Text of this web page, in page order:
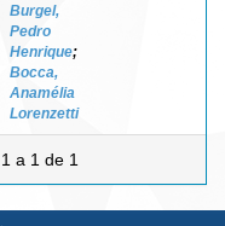
Burgel,
Pedro
Henrique;
Bocca,
Anamélia
Lorenzetti
a 1 de 1